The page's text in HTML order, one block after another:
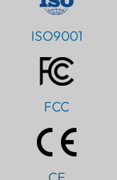
ISO9001
FCC